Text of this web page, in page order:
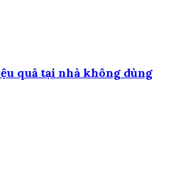
quả tại nhà không dùng